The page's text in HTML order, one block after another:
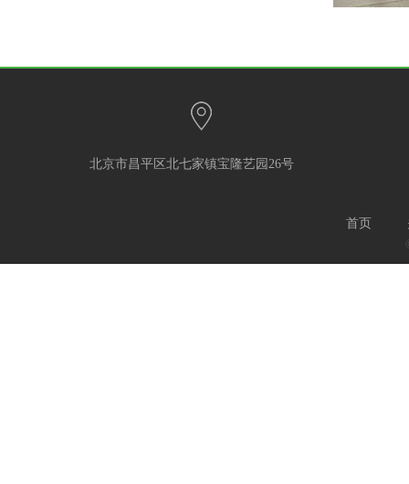
北京市昌平区北七家镇宝隆艺园26号
首页